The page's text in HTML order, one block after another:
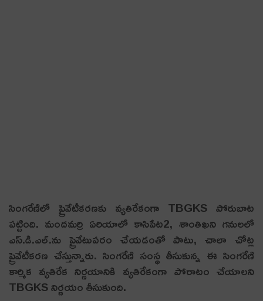
సింగరేణిలో ప్రైవేటీకరణకు వ్యతిరేకంగా TBGKS పోరుబాట
పట్టింది. మందమర్రి ఏరియాలో కాసిపేట2, శాంతిఖని గనులలో
ఎస్.డి.ఎల్.ను ప్రైవేటుపరం చేయడంతో పాటు, చాలా చోట్ల
ప్రైవేటీకరణ చేస్తున్నారు. సింగరేణి సంస్థ తీసుకున్న ఈ సింగరేణి
కార్మిక వ్యతిరేక నిర్ణయానికి వ్యతిరేకంగా పోరాటం చేయాలని
TBGKS నిర్ణయం తీసుకుంది.